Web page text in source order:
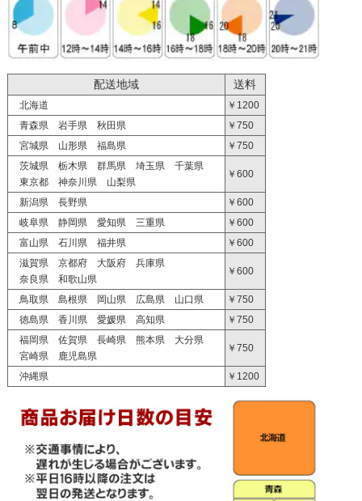
配送地域 送料
北海道
￥1200
青森県 岩手県 秋田県
￥750
宮城県 山形県 福島県
￥750
茨城県 栃木県 群馬県 埼玉県 千葉県
東京都 神奈川県 山梨県
￥600
新潟県 長野県
￥600
岐阜県 静岡県 愛知県 三重県
￥600
富山県 石川県 福井県
￥600
滋賀県 京都府 大阪府 兵庫県
奈良県 和歌山県
￥600
鳥取県 島根県 岡山県 広島県 山口県
￥750
徳島県 香川県 愛媛県 高知県
￥750
福岡県 佐賀県 長崎県 熊本県 大分県
宮崎県 鹿児島県
￥750
沖縄県 ￥1200